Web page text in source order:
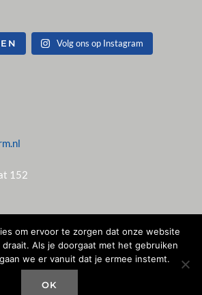
Volg ons op Instagram
152
om ervoor te zorgen dat onze website
draait. Als je doorgaat met het gebruiken
we er vanuit dat je ermee instemt.
OK